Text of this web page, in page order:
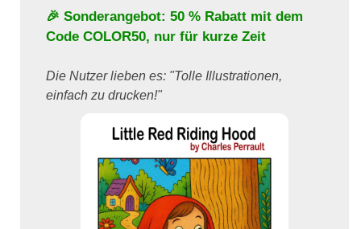
🎉 Sonderangebot: 50 % Rabatt mit dem
Code COLOR50, nur für kurze Zeit
Die Nutzer lieben es: "Tolle Illustrationen,
einfach zu drucken!"